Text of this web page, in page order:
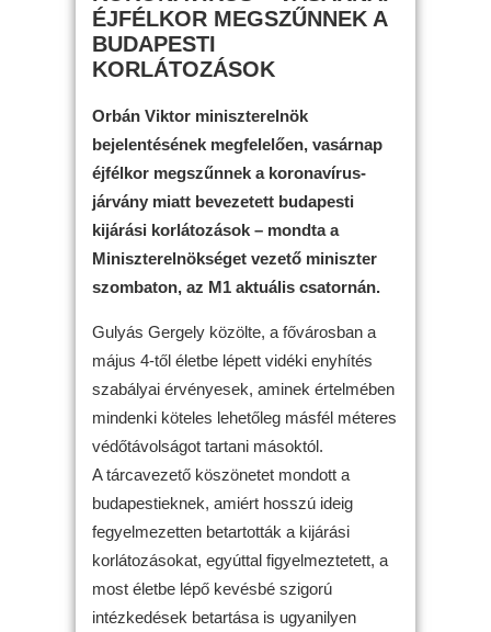
ÉJFÉLKOR MEGSZŰNNEK A
BUDAPESTI
KORLÁTOZÁSOK
Orbán Viktor miniszterelnök
bejelentésének megfelelően, vasárnap
éjfélkor megszűnnek a koronavírus-
járvány miatt bevezetett budapesti
kijárási korlátozások – mondta a
Miniszterelnökséget vezető miniszter
szombaton, az M1 aktuális csatornán.
Gulyás Gergely közölte, a fővárosban a
május 4-től életbe lépett vidéki enyhítés
szabályai érvényesek, aminek értelmében
mindenki köteles lehetőleg másfél méteres
védőtávolságot tartani másoktól.
A tárcavezető köszönetet mondott a
budapestieknek, amiért hosszú ideig
fegyelmezetten betartották a kijárási
korlátozásokat, egyúttal figyelmeztetett, a
most életbe lépő kevésbé szigorú
intézkedések betartása is ugyanilyen